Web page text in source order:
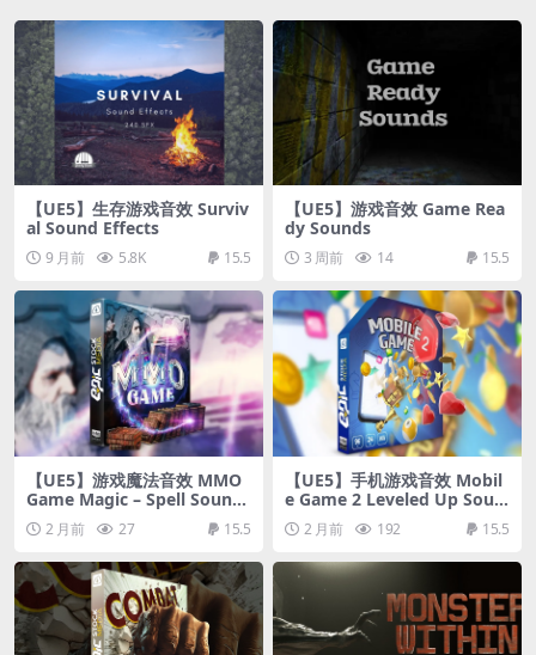
【UE5】生存游戏音效 Surviv
al Sound Effects
9 月前 5.8K 15.5
【UE5】游戏音效 Game Rea
dy Sounds
3 周前 14 15.5
【UE5】游戏魔法音效 MMO
Game Magic – Spell Sound
Effects
2 月前 27 15.5
【UE5】手机游戏音效 Mobil
e Game 2 Leveled Up Soun
d Effects
2 月前 192 15.5